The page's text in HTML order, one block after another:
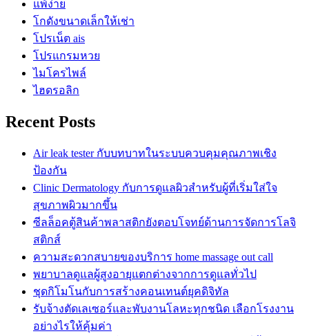
แพ้ง่าย
โกดังขนาดเล็กให้เช่า
โปรเน็ต ais
โปรแกรมหวย
ไมโครไพล์
ไฮดรอลิก
Recent Posts
Air leak tester กับบทบาทในระบบควบคุมคุณภาพเชิง
ป้องกัน
Clinic Dermatology กับการดูแลผิวสำหรับผู้ที่เริ่มใส่ใจ
สุขภาพผิวมากขึ้น
ซีลล็อคตู้สินค้าพลาสติกยังตอบโจทย์ด้านการจัดการโลจิ
สติกส์
ความสะดวกสบายของบริการ home massage out call
พยาบาลดูแลผู้สูงอายุแตกต่างจากการดูแลทั่วไป
ชุดกิโมโนกับการสร้างคอนเทนต์ยุคดิจิทัล
รับจ้างตัดเลเซอร์และพับงานโลหะทุกชนิด เลือกโรงงาน
อย่างไรให้คุ้มค่า